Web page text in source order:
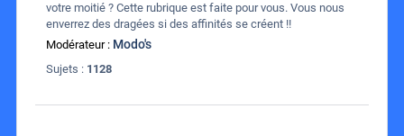
votre moitié ? Cette rubrique est faite pour vous. Vous nous
enverrez des dragées si des affinités se créent !!
Modérateur : Modo's
Sujets : 1128